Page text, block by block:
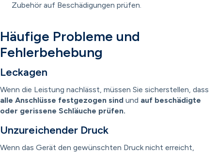
Zubehör auf Beschädigungen prüfen.
Häufige Probleme und
Fehlerbehebung
Leckagen
Wenn die Leistung nachlässt, müssen Sie sicherstellen, dass
alle Anschlüsse festgezogen sind und auf beschädigte
oder gerissene Schläuche prüfen.
Unzureichender Druck
Wenn das Gerät den gewünschten Druck nicht erreicht,